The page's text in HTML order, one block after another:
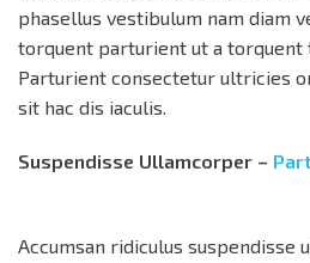
phasellus vestibulum nam diam
torquent parturient ut a torquent
Parturient consectetur ultricies
sit hac dis iaculis.
Suspendisse Ullamcorper –
Accumsan ridiculus suspendisse